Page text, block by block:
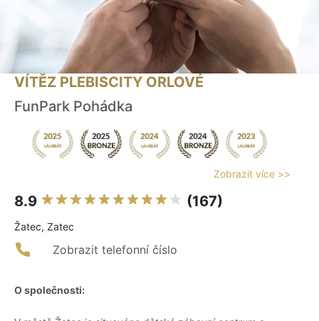
VÍTĚZ PLEBISCITY ORLOVÉ
FunPark Pohádka
Zobrazit více >>
8.9 (167)
Žatec, Zatec
Zobrazit telefonní číslo
O společnosti: